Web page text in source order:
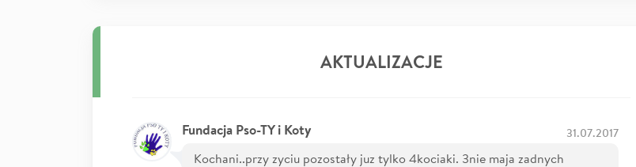
AKTUALIZACJE
Fundacja Pso-TY i Koty 31.07.2017
Kochani..przy zyciu pozostały juz tylko 4kociaki. 3nie maja zadnych